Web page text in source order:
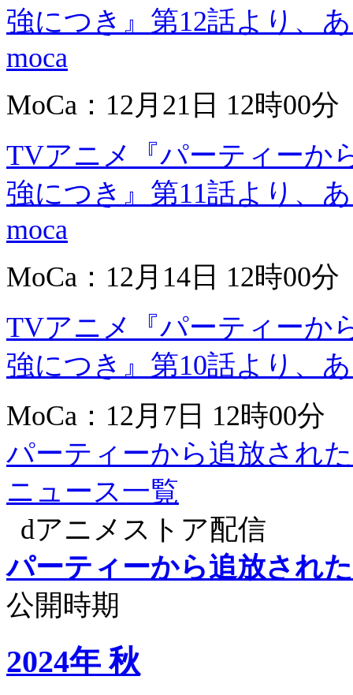
強につき』第12話より、
moca
MoCa：12月21日 12時00分
TVアニメ『パーティーか
強につき』第11話より、
moca
MoCa：12月14日 12時00分
TVアニメ『パーティーか
強につき』第10話より、
MoCa：12月7日 12時00分
パーティーから追放され
ニュース一覧
dアニメストア配信
パーティーから追放され
公開時期
2024年 秋